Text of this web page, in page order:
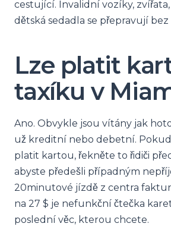
cestující. Invalidní vozíky, zvířata,
dětská sedadla se přepravují
Lze platit
taxíku v
Ano. Obvykle jsou vítány jak
už kreditní nebo debetní.
platit kartou, řekněte to řidiči
abyste předešli případným
20minutové jízdě z centra
na 27 $ je nefunkční čtečka
poslední věc, kterou chcete.